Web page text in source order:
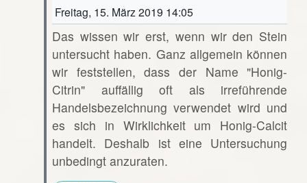
Freitag, 15. März 2019 14:05
Das wissen wir erst, wenn wir den Stein
untersucht haben. Ganz allgemein können
wir feststellen, dass der Name "Honig-
Citrin" auffällig oft als irreführende
Handelsbezeichnung verwendet wird und
es sich in Wirklichkeit um Honig-Calcit
handelt. Deshalb ist eine Untersuchung
unbedingt anzuraten.